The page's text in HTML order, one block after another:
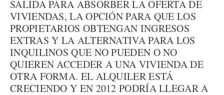
SALIDA PARA ABSORBER LA OFERTA DE
VIVIENDAS, LA OPCIÓN PARA QUE LOS
PROPIETARIOS OBTENGAN INGRESOS
EXTRAS Y LA ALTERNATIVA PARA LOS
INQUILINOS QUE NO PUEDEN O NO
QUIEREN ACCEDER A UNA VIVIENDA DE
OTRA FORMA. EL ALQUILER ESTÁ
CRECIENDO Y EN 2012 PODRÍA LLEGAR A